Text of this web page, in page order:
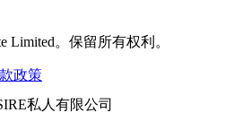
Limited。保留所有权利。
政策
私人有限公司